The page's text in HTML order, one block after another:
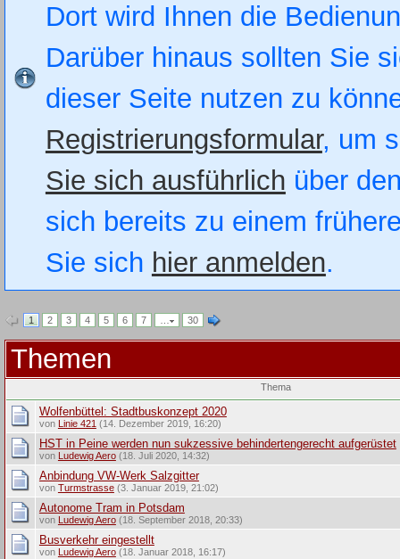
Dort wird Ihnen die
Darüber hinaus sollten Sie
dieser Seite nutzen zu
Registrierungsformular, um
Sie sich ausführlich über
sich bereits zu einem
Sie sich hier anmelden.
1 2 3 4 5 6 7 … 30
Themen
Thema
Wolfenbüttel: Stadtbuskonzept 2020
von Linie 421(14. Dezember 2019, 16:20)
HST in Peine werden nun sukzessive behindertengerecht aufgerüstet
von Ludewig Aero(18. Juli 2020, 14:32)
Anbindung VW-Werk Salzgitter
von Turmstrasse(3. Januar 2019, 21:02)
Autonome Tram in Potsdam
von Ludewig Aero(18. September 2018, 20:33)
Busverkehr eingestellt
von Ludewig Aero(18. Januar 2018, 16:17)